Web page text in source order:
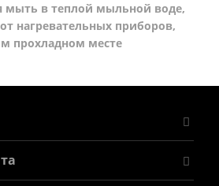
мыть в теплой мыльной воде,
нагревательных приборов,
прохладном месте